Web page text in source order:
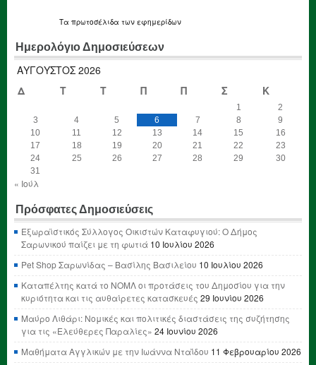
Τα πρωτοσέλιδα των εφημερίδων
Ημερολόγιο Δημοσιεύσεων
ΑΎΓΟΥΣΤΟΣ 2026
Δ
Τ Τ Π Π Σ Κ
1
2
3
4 5 6 7 8
9
10
11 12 13 14 15
16
17
18 19 20 21 22
23
24
25 26 27 28 29
30
31
« Ιούλ
Πρόσφατες Δημοσιεύσεις
Εξωραϊστικός Σύλλογος Οικιστών Καταφυγιού: Ο Δήμος
Σαρωνικού παίζει με τη φωτιά 10 Ιουλίου 2026
Pet Shop Σαρωνίδας – Βασίλης Βασιλείου 10 Ιουλίου 2026
Καταπέλτης κατά το ΝΟΜΛ οι προτάσεις του Δημοσίου για την
κυριότητα και τις αυθαίρετες κατασκευές 29 Ιουνίου 2026
Μαύρο Λιθάρι: Νομικές και πολιτικές διαστάσεις της συζήτησης
για τις «Ελεύθερες Παραλίες» 24 Ιουνίου 2026
Μαθήματα Αγγλικών με την Ιωάννα Νταΐδου 11 Φεβρουαρίου 2026